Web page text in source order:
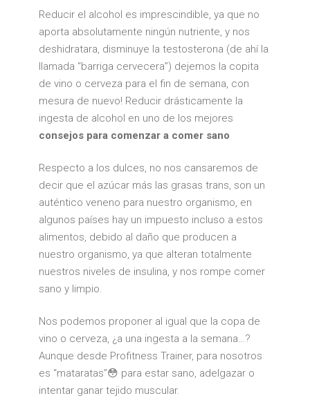
Reducir el alcohol es imprescindible, ya que no
aporta absolutamente ningún nutriente, y nos
deshidratara, disminuye la testosterona (de ahí la
llamada “barriga cervecera”) dejemos la copita
de vino o cerveza para el fin de semana, con
mesura de nuevo! Reducir drásticamente la
ingesta de alcohol en uno de los mejores
consejos para comenzar a comer sano
Respecto a los dulces, no nos cansaremos de
decir que el azúcar más las grasas trans, son un
auténtico veneno para nuestro organismo, en
algunos países hay un impuesto incluso a estos
alimentos, debido al daño que producen a
nuestro organismo, ya que alteran totalmente
nuestros niveles de insulina, y nos rompe comer
sano y limpio.
Nos podemos proponer al igual que la copa de
vino o cerveza, ¿a una ingesta a la semana…?
Aunque desde Profitness Trainer, para nosotros
es “mataratas”😳 para estar sano, adelgazar o
intentar ganar tejido muscular.